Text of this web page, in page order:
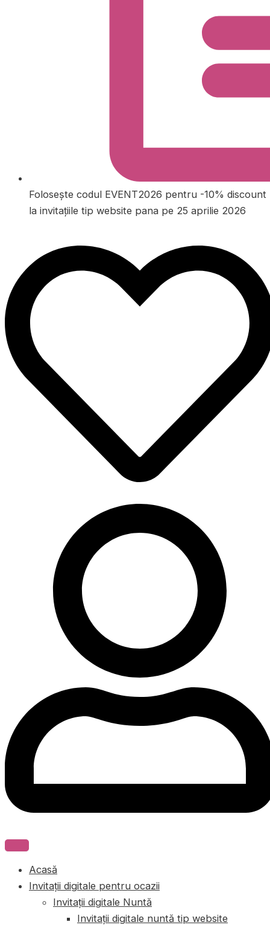
Folosește codul EVENT2026 pentru -10% discount
la invitațiile tip website pana pe 25 aprilie 2026
Acasă
Invitații digitale pentru ocazii
Invitații digitale Nuntă
Invitații digitale nuntă tip website